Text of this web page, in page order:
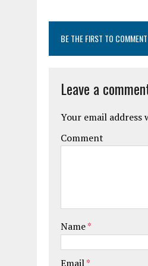
BE THE FIRST TO COMMENT
Leave a
Your email address
Comment
Name*
Email*